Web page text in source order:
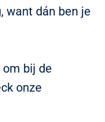
want dán ben je
bij de
onze